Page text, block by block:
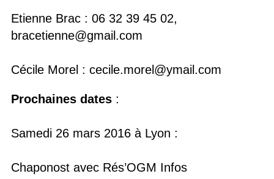
Etienne Brac : 06 32 39 45 02,
bracetienne@gmail.com
Cécile Morel : cecile.morel@ymail.com
Prochaines dates:
Samedi 26 mars 2016 à Lyon :
Chaponost avec Rés’OGM Infos